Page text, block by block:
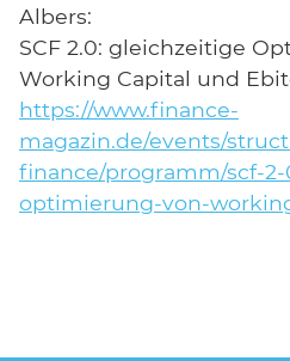
Albers:
SCF 2.0: gleichzeitige
Working Capital und
https://www.finance-
magazin.de/events/
finance/programm/scf-
optimierung-von-